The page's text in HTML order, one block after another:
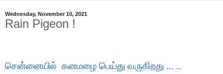
Wednesday, November 10, 2021
Rain Pigeon !
சென்னையில் கனமழை பெய்து வருகிறது ... ..